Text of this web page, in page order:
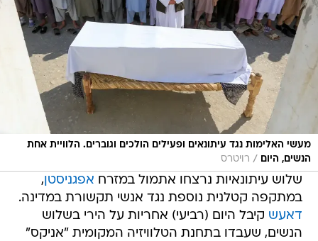
מעשי האלימות נגד עיתונאים ופעילים הולכים וגוברים. הלוויית אחת
הנשים, היום / רויטרס
שלוש עיתונאיות נרצחו אתמול במזרח אפגניסטן,
במתקפה קטלנית נוספת נגד אנשי תקשורת במדינה.
דאעש קיבל היום (רביעי) אחריות על הירי בשלוש
הנשים, שעבדו בתחנת הטלוויזיה המקומית "אניקס"